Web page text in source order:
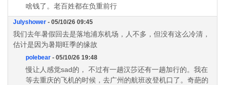
啥钱了。老百姓都在负重前行
Julyshower - 05/10/26 09:45
我们去年暑假回去是落地浦东机场，人不多，但没有这么冷清，
估计是因为暑期旺季的缘故
polebear - 05/10/26 19:48
慢让人感觉sad的， 不过有一趟汉莎还有一趟加行的。我在
等去重庆的飞机的时候，去广州的航班改登机口了。奇葩的